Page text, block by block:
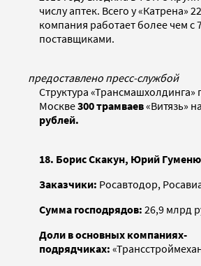
числу аптек. Всего у «Катрена»
компания работает более чем с
поставщиками.
предоставлено пресс-службой
Структура «Трансмашхолдинга»
Москве300 трамваев«Витязь» на
рублей.
18. Борис Скакун, Юрий
Заказчики: Росавтодор,
Сумма господрядов: 26,9 млрд
Доли в основных компаниях-
подрядчиках: